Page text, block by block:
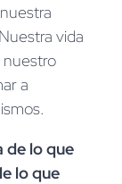
vida
nuestro
a
de lo que
lo que